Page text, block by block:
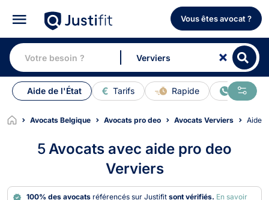
Vous êtes avocat ?
Aide de l'État Tarifs Rapide En ligne
Avocats Belgique Avocats pro deo Avocats Verviers Aide
5Avocats avec aide pro deo
Verviers
100% des avocats référencés sur Justifitsont vérifiés. En savoir